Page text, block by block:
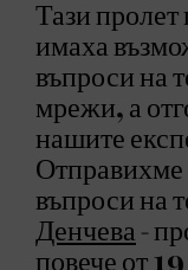
Тази пролет
имаха
въпроси на
мрежи, а
нашите
въпроси на
Денчева -
повече от